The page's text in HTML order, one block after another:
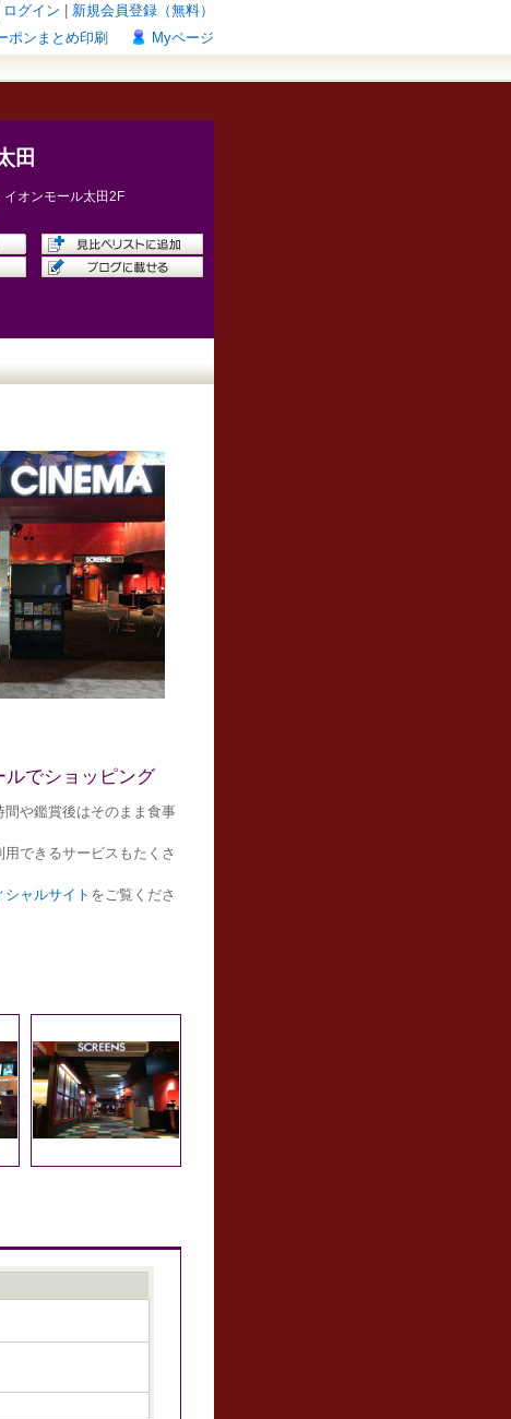
新規会員登録（無料）
ログイン
Myページ
ポンまとめ印刷
田
イオンモール太田2F
ルでショッピング
や鑑賞後はそのまま食事
できるサービスもたくさ
ャルサイト をご覧くださ